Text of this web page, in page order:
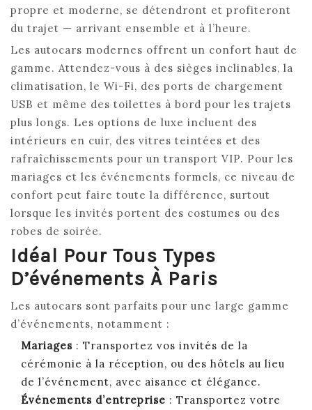
propre et moderne, se détendront et profiteront
du trajet — arrivant ensemble et à l’heure.
Les autocars modernes offrent un confort haut de
gamme. Attendez-vous à des sièges inclinables, la
climatisation, le Wi-Fi, des ports de chargement
USB et même des toilettes à bord pour les trajets
plus longs. Les options de luxe incluent des
intérieurs en cuir, des vitres teintées et des
rafraîchissements pour un transport VIP. Pour les
mariages et les événements formels, ce niveau de
confort peut faire toute la différence, surtout
lorsque les invités portent des costumes ou des
robes de soirée.
Idéal Pour Tous Types
D’événements À Paris
Les autocars sont parfaits pour une large gamme
d’événements, notamment :
Mariages : Transportez vos invités de la
cérémonie à la réception, ou des hôtels au lieu
de l’événement, avec aisance et élégance.
Événements d’entreprise : Transportez votre